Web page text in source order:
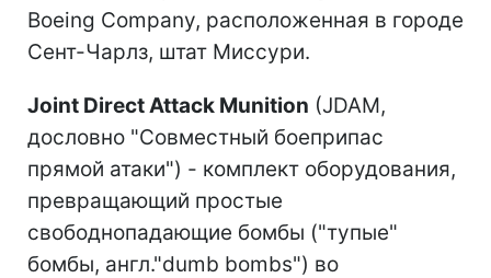
Boeing Company, расположенная в городе
Сент-Чарлз, штат Миссури.
Joint Direct Attack Munition (JDAM,
дословно "Совместный боеприпас
прямой атаки") - комплект оборудования,
превращающий простые
свободнопадающие бомбы ("тупые"
бомбы, англ."dumb bombs") во